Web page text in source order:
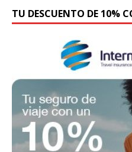
TU DESCUENTO DE 10%